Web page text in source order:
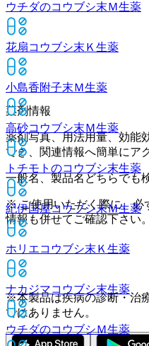
ウチダのコウブシ末Ｍ生薬
花扇コウブシ末Ｋ 生薬
小島香附子末Ｍ生薬
高砂コウブシ末Ｍ生薬
トチモトのコウブシ末生薬
紀伊国屋コウブシ末Ｍ生薬
ホリエコウブシ末Ｋ 生薬
ナカジマコウブシ末生薬
ウチダのコウブシＭ生薬
薬剤情報
薬剤写真、用法用量、効能
でき、関連情報へ簡単にア
一般名、製品名どちらでも
※ ご使用いただく際に、必
情報も併せてご確認下さい。
※本製品は疾病の診断・治
ではありません。